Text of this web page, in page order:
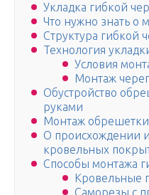
Укладка гибкой
Что нужно знать о
Структура гибкой
Технология
Условия
Монтаж
Обустройство
руками
Монтаж обрешетки
О происхождении
кровельных
Способы монтажа
Кровельные
Саморезы с